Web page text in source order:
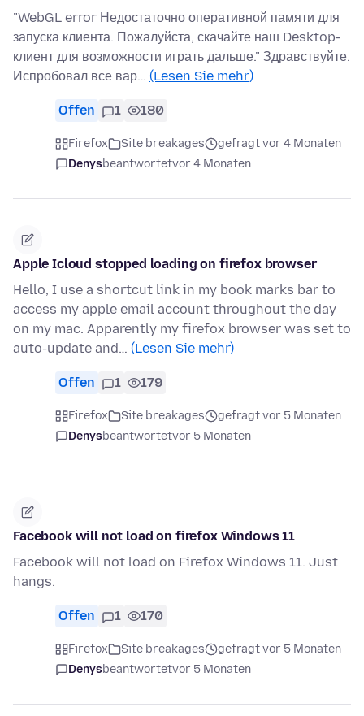
"WebGL error Недостаточно оперативной памяти для
запуска клиента. Пожалуйста, скачайте наш Desktop-
клиент для возможности играть дальше." Здравствуйте.
Испробовал все вар… (Lesen Sie mehr)
Offen 1 180
Firefox Site breakages
gefragt vor 4 Monaten
Denysbeantwortetvor 4 Monaten
Apple Icloud stopped loading on firefox browser
Hello, I use a shortcut link in my book marks bar to
access my apple email account throughout the day
on my mac. Apparently my firefox browser was set to
auto-update and… (Lesen Sie mehr)
Offen 1 179
Firefox Site breakages
gefragt vor 5 Monaten
Denysbeantwortetvor 5 Monaten
Facebook will not load on firefox Windows 11
Facebook will not load on Firefox Windows 11. Just
hangs.
Offen 1 170
Firefox Site breakages
gefragt vor 5 Monaten
Denysbeantwortetvor 5 Monaten